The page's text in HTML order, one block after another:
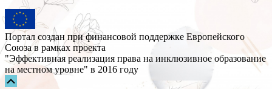
Портал создан при финансовой поддержке Европейского
Союза в рамках проекта
"Эффективная реализация права на инклюзивное образование
на местном уровне" в 2016 году
Прокрутка